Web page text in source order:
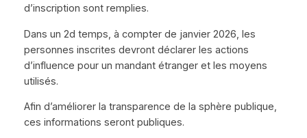
d’inscription sont remplies.
Dans un 2d temps, à compter de janvier 2026, les
personnes inscrites devront déclarer les actions
d’influence pour un mandant étranger et les moyens
utilisés.
Afin d’améliorer la transparence de la sphère publique,
ces informations seront publiques.